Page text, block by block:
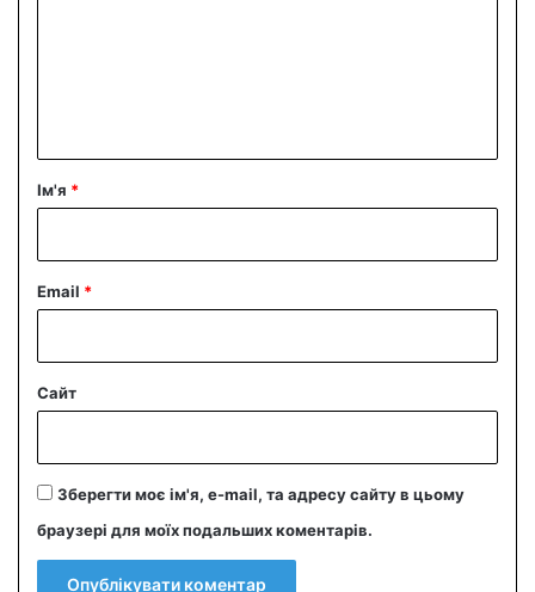
р
Ім'я *
Email *
Сайт
Зберегти моє ім'я, e-mail, та адресу сайту в цьому
браузері для моїх подальших коментарів.